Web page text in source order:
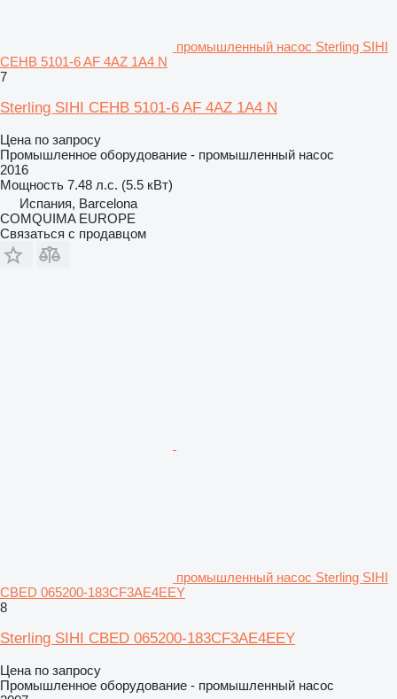
промышленный насос Sterling SIHI
CEHB 5101-6 AF 4AZ 1A4 N
7
Sterling SIHI CEHB 5101-6 AF 4AZ 1A4 N
Цена по запросу
Промышленное оборудование - промышленный насос
2016
Мощность 7.48 л.с. (5.5 кВт)
Испания, Barcelona
COMQUIMA EUROPE
Связаться с продавцом
промышленный насос Sterling SIHI
CBED 065200-183CF3AE4EEY
8
Sterling SIHI CBED 065200-183CF3AE4EEY
Цена по запросу
Промышленное оборудование - промышленный насос